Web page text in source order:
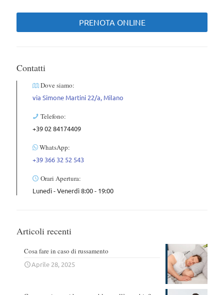
PRENOTA ONLINE
Contatti
Dove siamo:
via Simone Martini 22/a, Milano
Telefono:
+39 02 84174409
WhatsApp:
+39 366 32 52 543
Orari Apertura:
Lunedì - Venerdì 8:00 - 19:00
Articoli recenti
Cosa fare in caso di russamento
Aprile 28, 2025